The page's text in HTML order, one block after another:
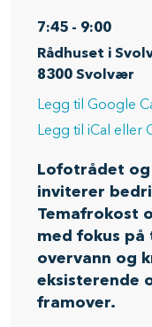
7:45 - 9:00
Rådhuset i
8300 Svolvær
Legg til Google
Legg til iCal eller
Lofotrådet og
inviterer
Temafrokost
med fokus på
overvann og
eksisterende
framover.